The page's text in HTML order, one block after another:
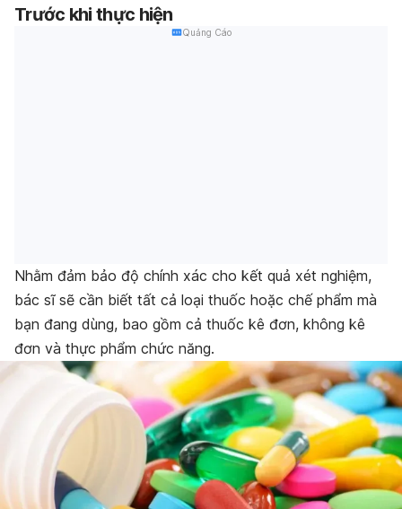
Trước khi thực hiện
Quảng Cáo
Nhằm đảm bảo độ chính xác cho kết quả xét nghiệm,
bác sĩ sẽ cần biết tất cả loại thuốc hoặc chế phẩm mà
bạn đang dùng, bao gồm cả thuốc kê đơn, không kê
đơn và thực phẩm chức năng.